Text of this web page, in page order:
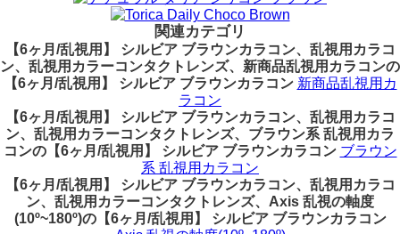
関連カテゴリ
【6ヶ月/乱視用】 シルビア ブラウンカラコン、乱視用カラコ
ン、乱視用カラーコンタクトレンズ、新商品乱視用カラコンの
【6ヶ月/乱視用】 シルビア ブラウンカラコン 新商品乱視用カ
ラコン
【6ヶ月/乱視用】 シルビア ブラウンカラコン、乱視用カラコ
ン、乱視用カラーコンタクトレンズ、ブラウン系 乱視用カラ
コンの【6ヶ月/乱視用】 シルビア ブラウンカラコン ブラウン
系 乱視用カラコン
【6ヶ月/乱視用】 シルビア ブラウンカラコン、乱視用カラコ
ン、乱視用カラーコンタクトレンズ、Axis 乱視の軸度
(10º~180º)の【6ヶ月/乱視用】 シルビア ブラウンカラコン